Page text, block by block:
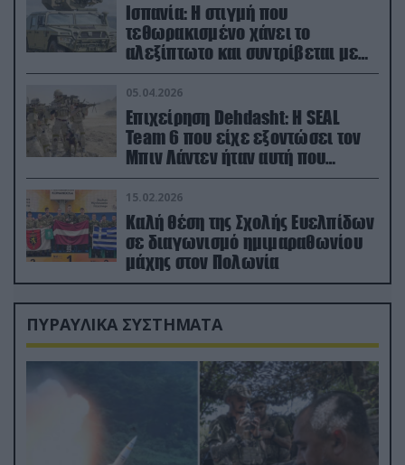
Ισπανία: Η στιγμή που
τεθωρακισμένο χάνει το
αλεξίπτωτο και συντρίβεται με
ορμή στο έδαφος (βίντεο)
05.04.2026
Επιχείρηση Dehdasht: Η SEAL
Team 6 που είχε εξοντώσει τον
Μπιν Λάντεν ήταν αυτή που
διέσωσε τον πιλότο του F-15
15.02.2026
Καλή θέση της Σχολής Ευελπίδων
σε διαγωνισμό ημιμαραθωνίου
μάχης στον Πολωνία
ΠΥΡΑΥΛΙΚΑ ΣΥΣΤΗΜΑΤΑ